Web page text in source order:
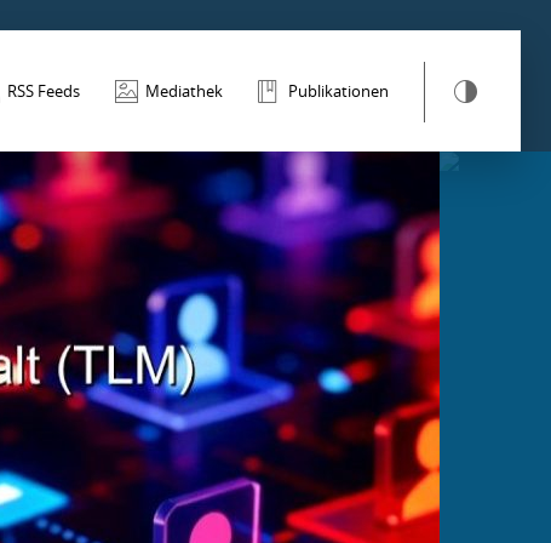
RSS Feeds Mediathek Publikationen